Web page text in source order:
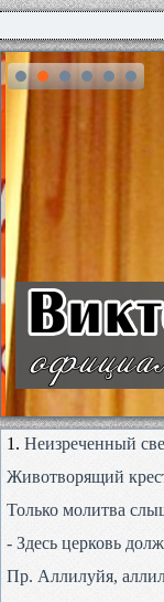
1. Неизреченный
Животворящий
Только молитва
- Здесь церковь
Пр. Аллилуйя,